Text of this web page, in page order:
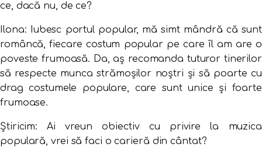
ce, dacă nu, de ce?
Ilona: Iubesc portul popular, mă simt mândră că sunt
româncă, fiecare costum popular pe care îl am are o
poveste frumoasă. Da, aș recomanda tuturor tinerilor
să respecte munca strămoșilor noștri și să poarte cu
drag costumele populare, care sunt unice și foarte
frumoase.
Știricim: Ai vreun obiectiv cu privire la muzica
populară, vrei să faci o carieră din cântat?